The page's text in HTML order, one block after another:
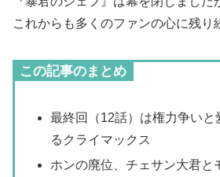
これからも多くのファンの心に残り
この記事のまとめ
最終回（12話）は権力争いと
るクライマックス
ホンの廃位、チェサン大君と